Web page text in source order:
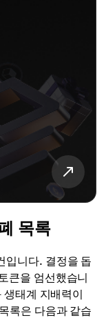
목록
입니다. 결정을 돕
큰을 엄선했습니
태계 지배력이
록은 다음과 같습